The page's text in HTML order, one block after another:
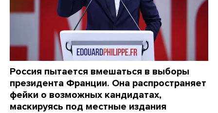
Россия пытается вмешаться в выборы
президента Франции. Она распространяет
фейки о возможных кандидатах,
маскируясь под местные издания